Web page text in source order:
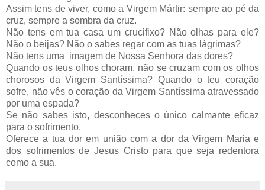
Assim tens de viver, como a Virgem Mártir: sempre ao pé da
cruz, sempre a sombra da cruz.
Não tens em tua casa um crucifixo? Não olhas para ele?
Não o beijas? Não o sabes regar com as tuas lágrimas?
Não tens uma imagem de Nossa Senhora das dores?
Quando os teus olhos choram, não se cruzam com os olhos
chorosos da Virgem Santíssima? Quando o teu coração
sofre, não vês o coração da Virgem Santíssima atravessado
por uma espada?
Se não sabes isto, desconheces o único calmante eficaz
para o sofrimento.
Oferece a tua dor em união com a dor da Virgem Maria e
dos sofrimentos de Jesus Cristo para que seja redentora
como a sua.